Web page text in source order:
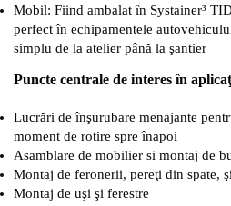
Mobil: Fiind ambalat în Systainer³
perfect în echipamentele
simplu de la atelier până la şantier
Puncte centrale de interes în
Lucrări de înşurubare menajante
moment de rotire spre înapoi
Asamblare de mobilier si montaj de
Montaj de feronerii, pereţi din spate,
Montaj de uşi şi ferestre